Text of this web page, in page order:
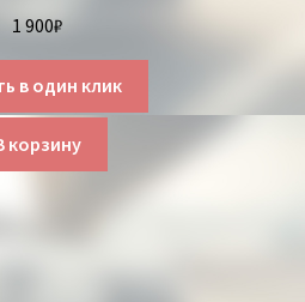
1 900₽
в один клик
корзину